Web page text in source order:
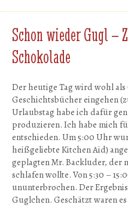
Schon wieder Gugl –
Schokolade
Der heutige Tag wird wohl
Geschichtsbücher eingehen
Urlaubstag habe ich dafür
produzieren. Ich habe mich
entschieden. Um 5:00 Uhr
heißgeliebte Kitchen Aid)
geplagten Mr. Backluder, der
schlafen wollte. Von 5:30 –
ununterbrochen. Der
Guglchen. Geschätzt waren